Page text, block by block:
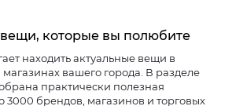
вещи, которые вы полюбите
находить актуальные вещи в
магазинах вашего города. В разделе
практически полезная
3000 брендов, магазинов и торговых